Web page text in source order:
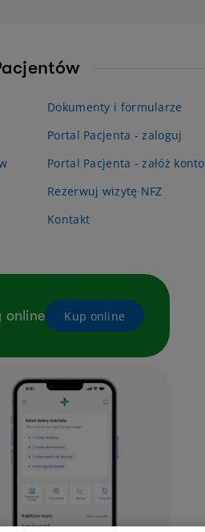
Dokumenty i formularze
Portal Pacjenta - zaloguj
Portal Pacjenta - załóż konto
Rezerwuj wizytę NFZ
Kontakt
online Kup online